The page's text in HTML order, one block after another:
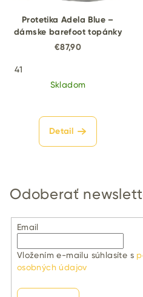
Protetika Adela Blue –
dámske barefoot topánky
€87,90
41
Skladom
Detail
Odoberať
Email
Vložením e-mailu súhlasíte s
osobných údajov